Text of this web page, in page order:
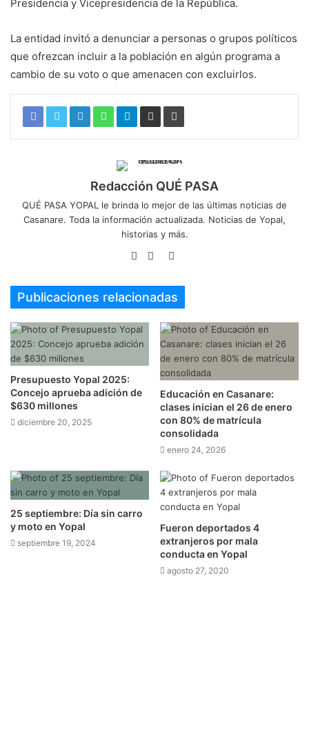
Presidencia y Vicepresidencia de la República.
La entidad invitó a denunciar a personas o grupos políticos
que ofrezcan incluir a la población en algún programa a
cambio de su voto o que amenacen con excluirlos.
Redacción QUÉ PASA
QUÉ PASA YOPAL le brinda lo mejor de las últimas noticias de
Casanare. Toda la información actualizada. Noticias de Yopal,
historias y más.
Sitio Facebook
Twitter
Publicaciones relacionadas
Presupuesto Yopal 2025:
Concejo aprueba adición de
$630 millones
diciembre 20, 2025
Educación en Casanare:
clases inician el 26 de enero
con 80% de matrícula
consolidada
enero 24, 2026
25 septiembre: Día sin carro
y moto en Yopal
septiembre 19, 2024
Fueron deportados 4
extranjeros por mala
conducta en Yopal
agosto 27, 2020